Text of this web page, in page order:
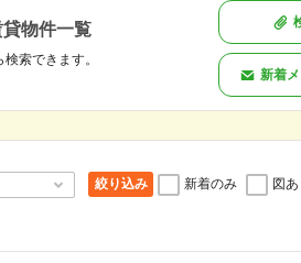
物件一覧
索できます。
新着
絞り込み 新着のみ 図あ